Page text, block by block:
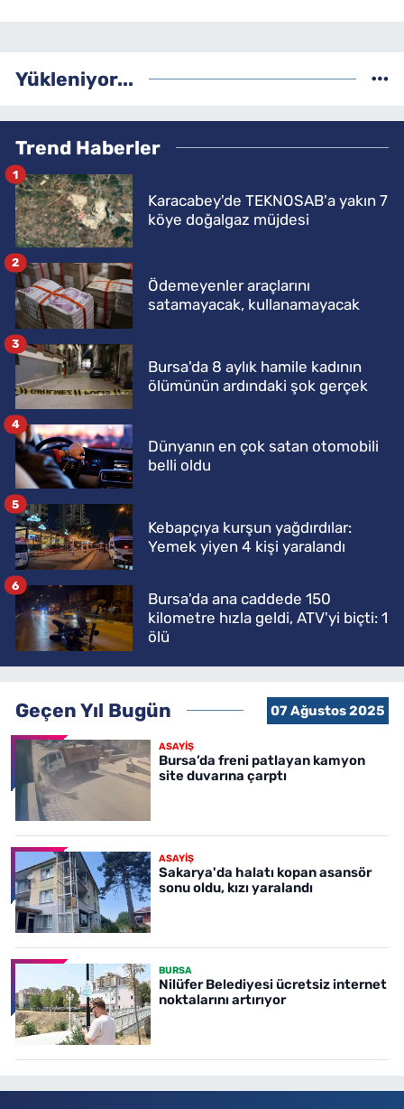
Yükleniyor...
Trend Haberler
Karacabey'de TEKNOSAB'a yakın 7
köye doğalgaz müjdesi
1
Ödemeyenler araçlarını
satamayacak, kullanamayacak
2
Bursa'da 8 aylık hamile kadının
ölümünün ardındaki şok gerçek
3
Dünyanın en çok satan otomobili
belli oldu
4
Kebapçıya kurşun yağdırdılar:
Yemek yiyen 4 kişi yaralandı
5
Bursa'da ana caddede 150
kilometre hızla geldi, ATV'yi biçti: 1
ölü
6
Geçen Yıl Bugün 07 Ağustos 2025
ASAYİŞ
Bursa’da freni patlayan kamyon
site duvarına çarptı
ASAYİŞ
Sakarya'da halatı kopan asansör
sonu oldu, kızı yaralandı
BURSA
Nilüfer Belediyesi ücretsiz internet
noktalarını artırıyor